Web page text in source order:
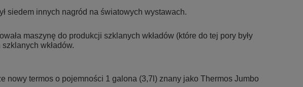
siedem innych nagród na światowych wystawach.
maszynę do produkcji szklanych wkładów (które do tej pory były
wkładów.
nowy termos o pojemności 1 galona (3,7l) znany jako Thermos Jumbo